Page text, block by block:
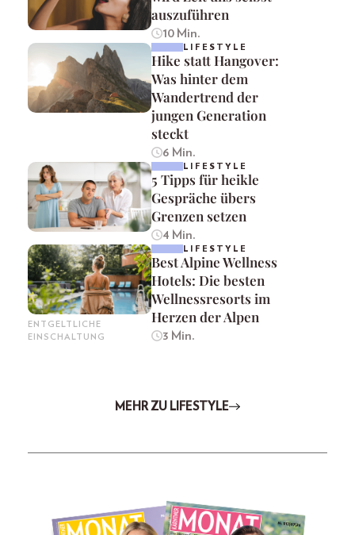
auszuführen
10 Min.
LIFESTYLE
Hike statt Hangover:
Was hinter dem
Wandertrend der
jungen Generation
steckt
6 Min.
LIFESTYLE
5 Tipps für heikle
Gespräche übers
Grenzen setzen
4 Min.
ENTGELTLICHE
EINSCHALTUNG
LIFESTYLE
Best Alpine Wellness
Hotels: Die besten
Wellnessresorts im
Herzen der Alpen
3 Min.
MEHR ZU LIFESTYLE